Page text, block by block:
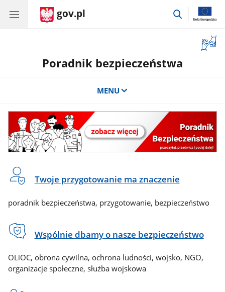
gov.pl
przejdź
okno
Poradnik bezpieczeństwa
MENU
Poradnik
bezpieczeństwa
Twoje przygotowanie ma znaczenie
poradnik bezpieczeństwa, przygotowanie, bezpieczeństwo
Wspólnie dbamy o nasze bezpieczeństwo
OLiOC, obrona cywilna, ochrona ludności, wojsko, NGO,
organizacje społeczne, służba wojskowa